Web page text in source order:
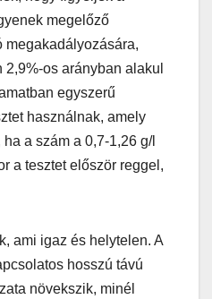
megelőző
megakadályozására,
os arányban alakul
egyszerű
használnak, amely
a szám a 0,7-1,26 g/l
a tesztet először reggel,
ami igaz és helytelen. A
hosszú távú
növekszik, minél